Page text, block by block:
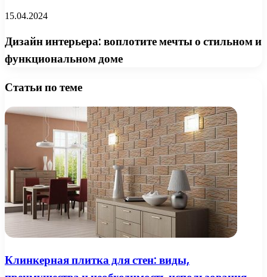
15.04.2024
Дизайн интерьера: воплотите мечты о стильном и
функциональном доме
Статьи по теме
Клинкерная плитка для стен: виды,